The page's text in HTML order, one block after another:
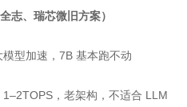
志、瑞芯微旧方案）
型加速，7B 基本跑不动
，老架构，不适合 LLM